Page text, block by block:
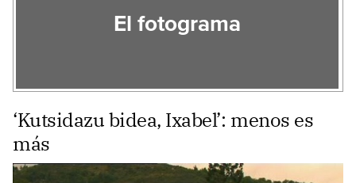
El fotograma
‘Kutsidazu bidea, Ixabel’: menos es
más